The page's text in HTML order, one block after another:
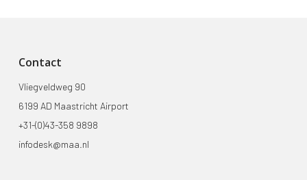
Contact
Vliegveldweg 90
6199 AD Maastricht Airport
+31-(0)43-358 9898
infodesk@maa.nl